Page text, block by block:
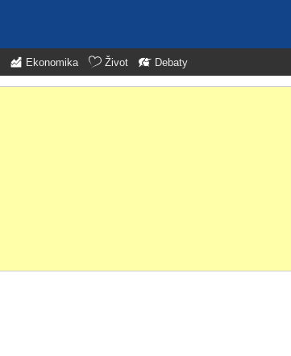
Ekonomika Život Debaty